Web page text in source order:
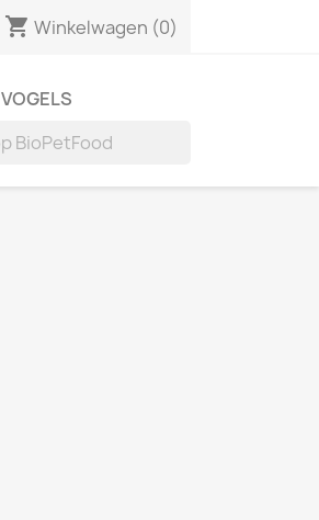
shopping_cart Winkelwagen (0)
VOGELS